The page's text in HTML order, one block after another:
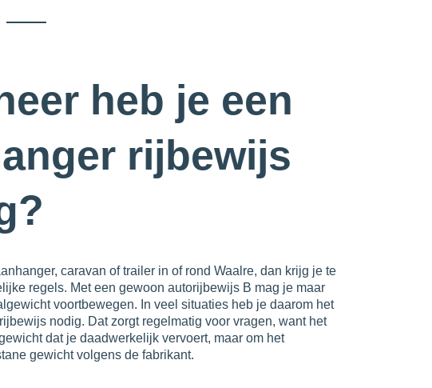
heb je een
rijbewijs
caravan of trailer in of rond Waalre, dan krijg je te
regels. Met een gewoon autorijbewijs B mag je maar
voortbewegen. In veel situaties heb je daarom het
nodig. Dat zorgt regelmatig voor vragen, want het
dat je daadwerkelijk vervoert, maar om het
gewicht volgens de fabrikant.